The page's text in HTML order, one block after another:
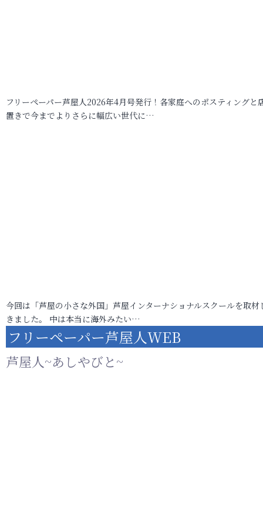
フリーペーパー芦屋人2026年4月号発行！各家庭へのポスティングと
置きで今までよりさらに幅広い世代に…
今回は「芦屋の小さな外国」芦屋インターナショナルスクールを取材
きました。 中は本当に海外みたい…
フリーペーパー芦屋人WEB
芦屋人~あしやびと~